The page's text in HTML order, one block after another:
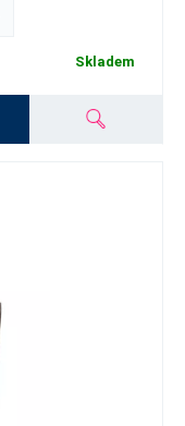
Skladem